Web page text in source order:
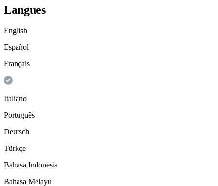
Langues
English
Español
Français
Italiano
Português
Deutsch
Türkçe
Bahasa Indonesia
Bahasa Melayu